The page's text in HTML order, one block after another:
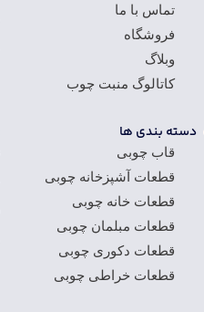
تماس با ما
فروشگاه
وبلاگ
کاتالوگ منبت چوب
دسته بندی ها
قاب چوبی
قطعات آشپزخانه چوبی
قطعات خانه چوبی
قطعات مبلمان چوبی
قطعات دکوری چوبی
قطعات خراطی چوبی